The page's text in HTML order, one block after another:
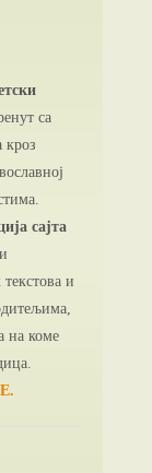
са
кроз
сајта
и
на коме